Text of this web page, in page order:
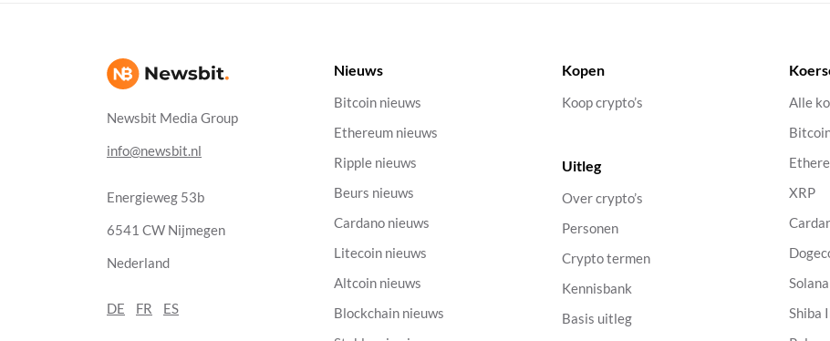
Newsbit Media Group
info@newsbit.nl
Energieweg 53b
6541 CW Nijmegen
Nederland
DE FR ES
Nieuws
Bitcoin nieuws
Ethereum nieuws
Ripple nieuws
Beurs nieuws
Cardano nieuws
Litecoin nieuws
Altcoin nieuws
Blockchain nieuws
Kopen
Koop crypto’s
Uitleg
Over crypto’s
Personen
Crypto termen
Kennisbank
Basis uitleg
Alle
XRP
Solana
Shiba